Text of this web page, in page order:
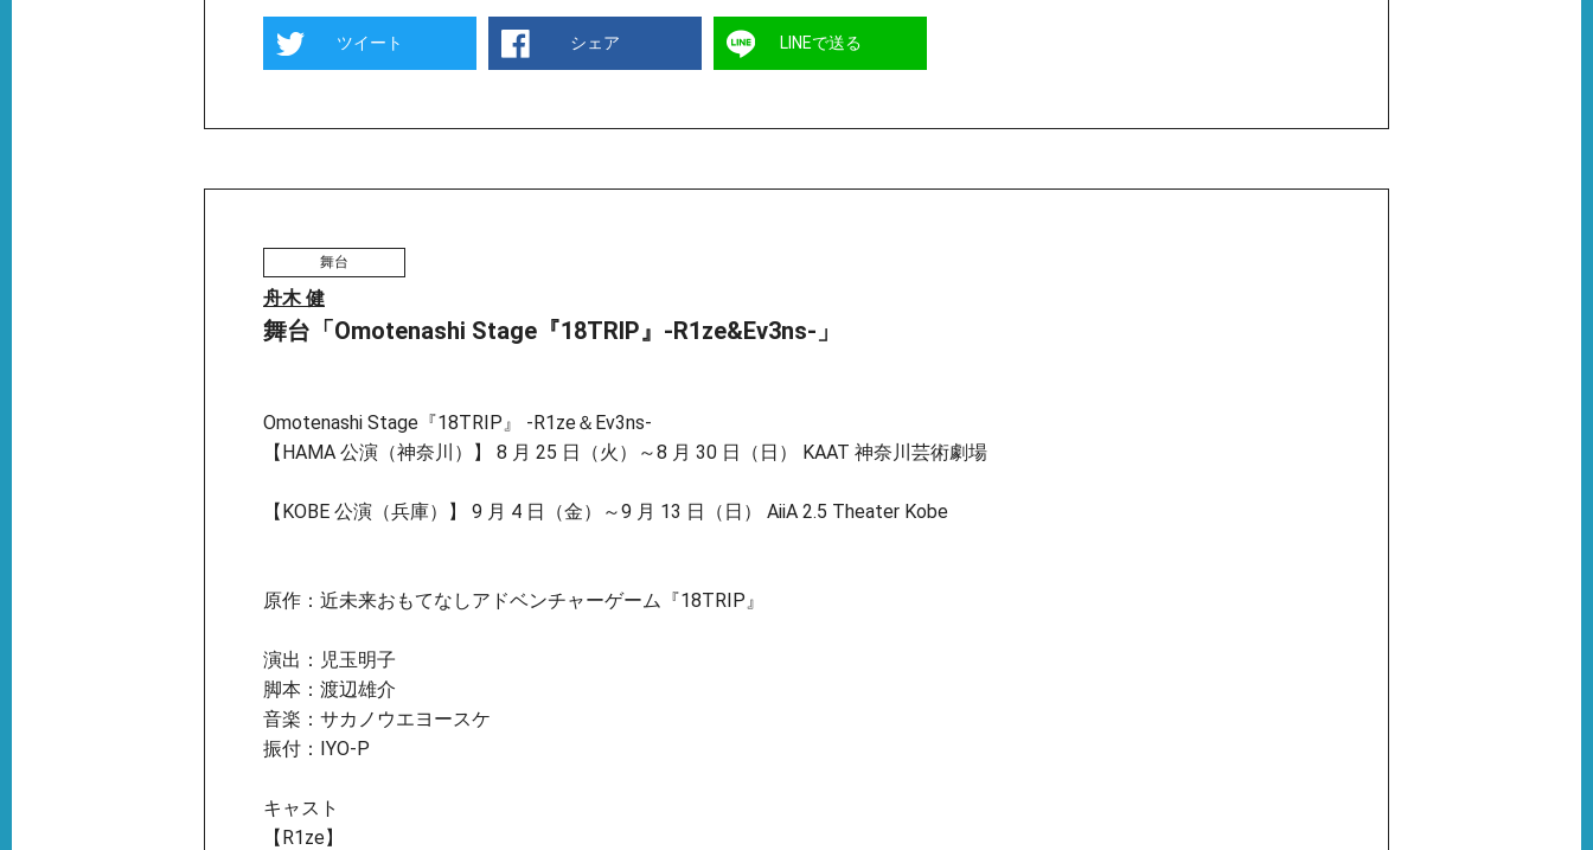
ツイート シェア LINEで送る
舞台
舟木 健
舞台「Omotenashi Stage『18TRIP』-R1ze&Ev3ns-」
Omotenashi Stage『18TRIP』 -R1ze＆Ev3ns-
【HAMA 公演（神奈川）】 8 月 25 日（火）～8 月 30 日（日） KAAT 神奈川芸術劇場
【KOBE 公演（兵庫）】 9 月 4 日（金）～9 月 13 日（日） AiiA 2.5 Theater Kobe
原作：近未来おもてなしアドベンチャーゲーム『18TRIP』
演出：児玉明子
脚本：渡辺雄介
音楽：サカノウエヨースケ
振付：IYO-P
キャスト
【R1ze】